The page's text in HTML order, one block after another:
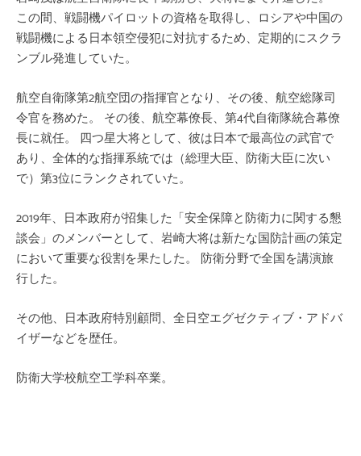
この間、戦闘機パイロットの資格を取得し、ロシアや中国の
戦闘機による日本領空侵犯に対抗するため、定期的にスクラ
ンブル発進していた。
航空自衛隊第2航空団の指揮官となり、その後、航空総隊司
令官を務めた。 その後、航空幕僚長、第4代自衛隊統合幕僚
長に就任。 四つ星大将として、彼は日本で最高位の武官で
あり、全体的な指揮系統では（総理大臣、防衛大臣に次い
で）第3位にランクされていた。
2019年、日本政府が招集した「安全保障と防衛力に関する懇
談会」のメンバーとして、岩崎大将は新たな国防計画の策定
において重要な役割を果たした。 防衛分野で全国を講演旅
行した。
その他、日本政府特別顧問、全日空エグゼクティブ・アドバ
イザーなどを歴任。
防衛大学校航空工学科卒業。